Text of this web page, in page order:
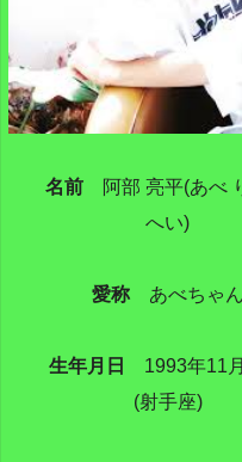
名前
阿部 亮平(あべ
へい)
愛称あべちゃん
生年月日 1993年11
(射手座)